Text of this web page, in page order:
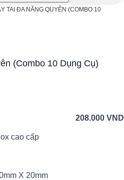
TAI ĐA NĂNG QUYÊN (COMBO 10
(Combo 10 Dụng Cụ)
208.000 VND
cao cấp
X 20mm